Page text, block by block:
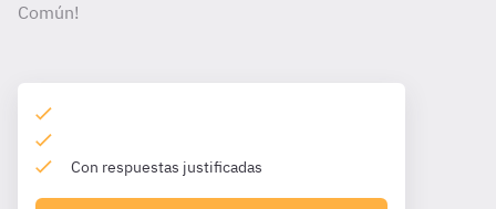
Común!
Con respuestas justificadas